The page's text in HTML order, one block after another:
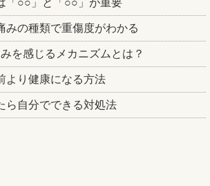
みの種類で重傷度がわかる
を感じるメカニズムとは？
より健康になる方法
ら自分でできる対処法